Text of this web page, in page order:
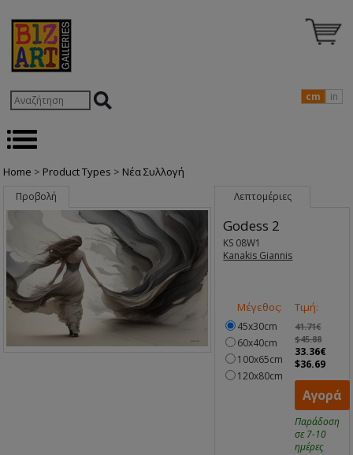
cm in
Home > Product Types > Nέα Συλλογή
Προβολή Λεπτομέριες
Godess 2
KS 08W1
Kanakis Giannis
Μέγεθος:
45x30cm
60x40cm
100x65cm
120x80cm
Τιμή:
41.71€
$45.88
33.36€
$36.69
Αγορά
Παράδοση
σε 7-10
ημέρες